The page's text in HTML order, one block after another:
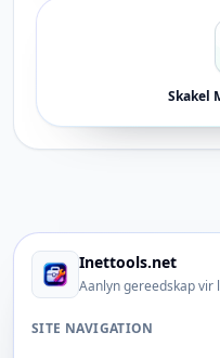
Skakel
Inettools.net
Aanlyn gereedskap vir
SITE NAVIGATION